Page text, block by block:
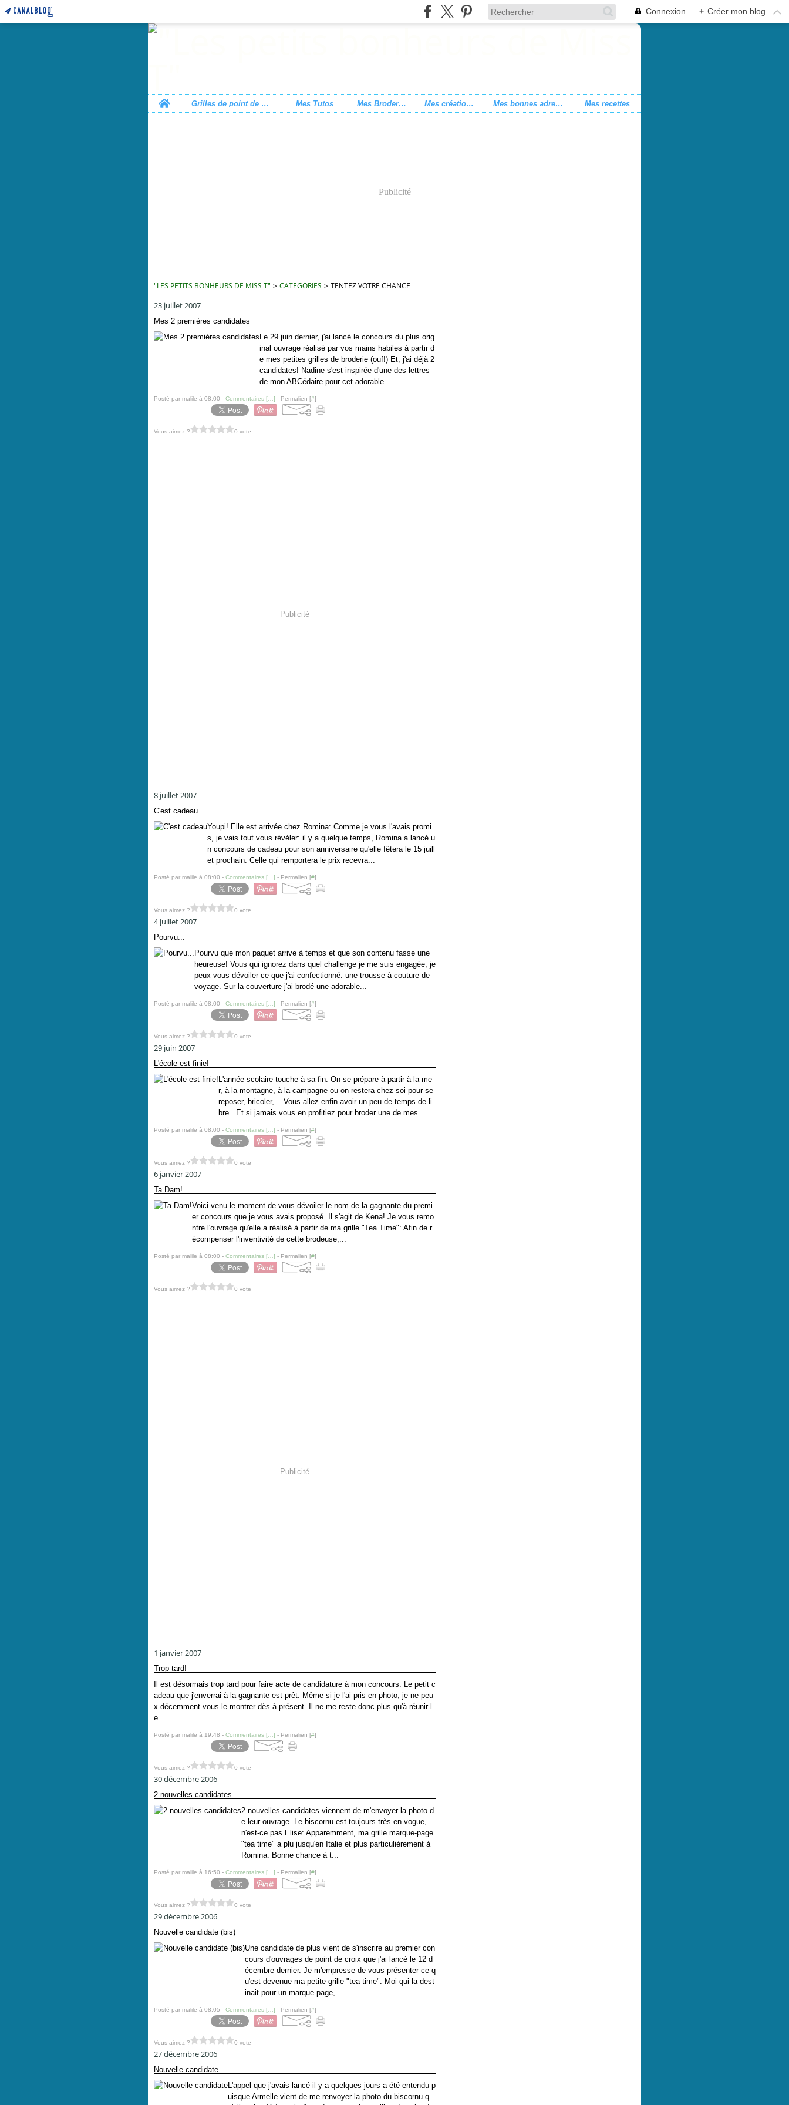
Connexion + Créer mon blog
Home
Grilles de point de croix Mes Tutos Mes Broderies Mes créations Mes bonnes adresses Mes recettes
Publicité
"LES PETITS BONHEURS DE MISS T" > CATEGORIES > TENTEZ VOTRE CHANCE
23 juillet 2007
Mes 2 premières candidates
Le 29 juin dernier, j'ai lancé le concours du plus orig
inal ouvrage réalisé par vos mains habiles à partir d
e mes petites grilles de broderie (ouf!) Et, j'ai déjà 2
candidates! Nadine s'est inspirée d'une des lettres
de mon ABCédaire pour cet adorable...
Posté par malile à 08:00 - Commentaires [ ] - Permalien [#]
Vous aimez ? 0 vote
Publicité
8 juillet 2007
C'est cadeau
Youpi! Elle est arrivée chez Romina: Comme je vous l'avais promi
s, je vais tout vous révéler: il y a quelque temps, Romina a lancé u
n concours de cadeau pour son anniversaire qu'elle fêtera le 15 juill
et prochain. Celle qui remportera le prix recevra...
Posté par malile à 08:00 - Commentaires [ ] - Permalien [#]
Vous aimez ? 0 vote
4 juillet 2007
Pourvu...
Pourvu que mon paquet arrive à temps et que son contenu fasse une
heureuse! Vous qui ignorez dans quel challenge je me suis engagée, je
peux vous dévoiler ce que j'ai confectionné: une trousse à couture de
voyage. Sur la couverture j'ai brodé une adorable...
Posté par malile à 08:00 - Commentaires [ ] - Permalien [#]
Vous aimez ? 0 vote
29 juin 2007
L'école est finie!
L'année scolaire touche à sa fin. On se prépare à partir à la me
r, à la montagne, à la campagne ou on restera chez soi pour se
reposer, bricoler,... Vous allez enfin avoir un peu de temps de li
bre...Et si jamais vous en profitiez pour broder une de mes...
Posté par malile à 08:00 - Commentaires [ ] - Permalien [#]
Vous aimez ? 0 vote
6 janvier 2007
Ta Dam!
Voici venu le moment de vous dévoiler le nom de la gagnante du premi
er concours que je vous avais proposé. Il s'agit de Kena! Je vous remo
ntre l'ouvrage qu'elle a réalisé à partir de ma grille "Tea Time": Afin de r
écompenser l'inventivité de cette brodeuse,...
Posté par malile à 08:00 - Commentaires [ ] - Permalien [#]
Vous aimez ? 0 vote
Publicité
1 janvier 2007
Trop tard!
Il est désormais trop tard pour faire acte de candidature à mon concours. Le petit c
adeau que j'enverrai à la gagnante est prêt. Même si je l'ai pris en photo, je ne peu
x décemment vous le montrer dès à présent. Il ne me reste donc plus qu'à réunir l
e...
Posté par malile à 19:48 - Commentaires [ ] - Permalien [#]
Vous aimez ? 0 vote
30 décembre 2006
2 nouvelles candidates
2 nouvelles candidates viennent de m'envoyer la photo d
e leur ouvrage. Le biscornu est toujours très en vogue,
n'est-ce pas Elise: Apparemment, ma grille marque-page
"tea time" a plu jusqu'en Italie et plus particulièrement à
Romina: Bonne chance à t...
Posté par malile à 16:50 - Commentaires [ ] - Permalien [#]
Vous aimez ? 0 vote
29 décembre 2006
Nouvelle candidate (bis)
Une candidate de plus vient de s'inscrire au premier con
cours d'ouvrages de point de croix que j'ai lancé le 12 d
écembre dernier. Je m'empresse de vous présenter ce q
u'est devenue ma petite grille "tea time": Moi qui la dest
inait pour un marque-page,...
Posté par malile à 08:05 - Commentaires [ ] - Permalien [#]
Vous aimez ? 0 vote
27 décembre 2006
Nouvelle candidate
L'appel que j'avais lancé il y a quelques jours a été entendu p
uisque Armelle vient de me renvoyer la photo du biscornu q